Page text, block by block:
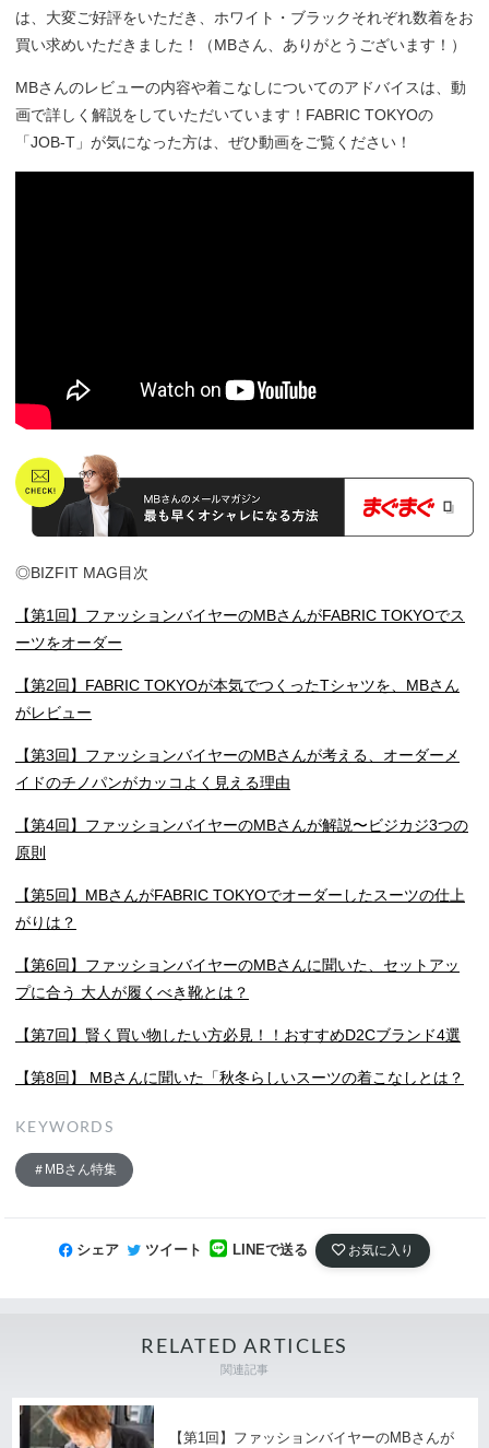
は、大変ご好評をいただき、ホワイト・ブラックそれぞれ数着をお
買い求めいただきました！（MBさん、ありがとうございます！）
MBさんのレビューの内容や着こなしについてのアドバイスは、動
画で詳しく解説をしていただいています！FABRIC TOKYOの
「JOB-T」が気になった方は、ぜひ動画をご覧ください！
◎BIZFIT MAG目次
【第1回】ファッションバイヤーのMBさんがFABRIC TOKYOでス
ーツをオーダー
【第2回】FABRIC TOKYOが本気でつくったTシャツを、MBさん
がレビュー
【第3回】ファッションバイヤーのMBさんが考える、オーダーメ
イドのチノパンがカッコよく見える理由
【第4回】ファッションバイヤーのMBさんが解説〜ビジカジ3つの
原則
【第5回】MBさんがFABRIC TOKYOでオーダーしたスーツの仕上
がりは？
【第6回】ファッションバイヤーのMBさんに聞いた、セットアッ
プに合う 大人が履くべき靴とは？
【第7回】賢く買い物したい方必見！！おすすめD2Cブランド4選
【第8回】 MBさんに聞いた「秋冬らしいスーツの着こなしとは？
KEYWORDS
MBさん特集
シェア ツイート LINEで送る お気に入り
RELATED ARTICLES
関連記事
【第1回】ファッションバイヤーのMBさんが